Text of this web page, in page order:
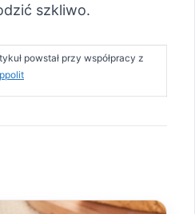
szkliwo.
powstał przy współpracy z